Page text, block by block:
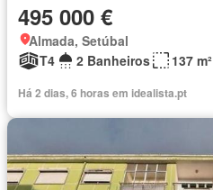
495 000 €
Almada, Setúbal
T4
2 Banheiros 137 m²
Há 2 dias, 6 horas em idealista.pt